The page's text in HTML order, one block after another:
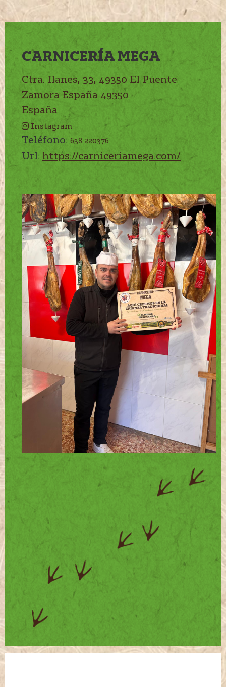
CARNICERÍA MEGA
Ctra. Ilanes, 33, 49350 El Puente
Zamora España 49350
España
Instagram
Teléfono: 638 220376
Url: https://carniceriamega.com/